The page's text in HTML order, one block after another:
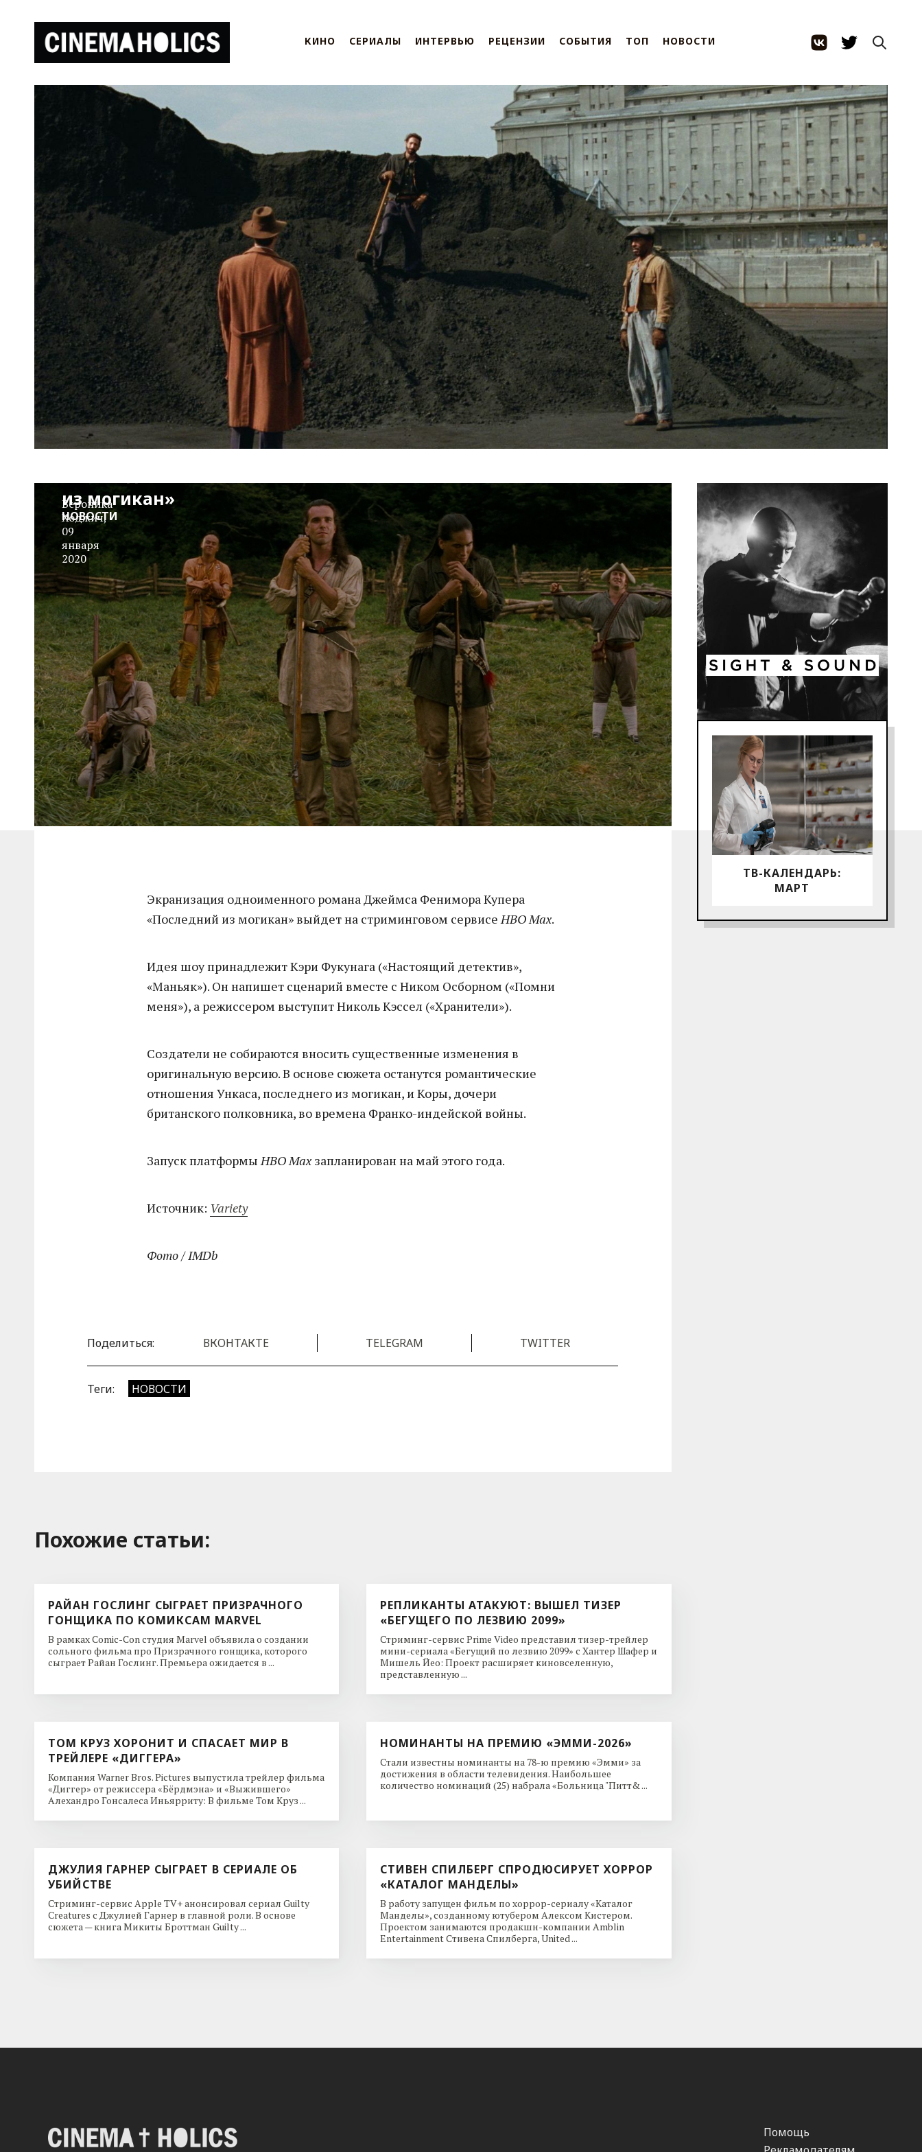
КИНО СЕРИАЛЫ ИНТЕРВЬЮ РЕЦЕНЗИИ СОБЫТИЯ ТОП НОВОСТИ
ТВ-КАЛЕНДАРЬ:
МАРТ
HBO Max
работает над
экранизацией
из могикан»
Вероника
Ходжич,
09
января
2020
НОВОСТИ
Экранизация одноименного романа Джеймса Фенимора Купера
«Последний из могикан» выйдет на стриминговом сервисеHBO Max.
Идея шоу принадлежит Кэри Фукунага («Настоящий детектив»,
«Маньяк»). Он напишет сценарий вместе с Ником Осборном («Помни
меня»), а режиссером выступит Николь Кэссел («Хранители»).
Создатели не собираются вносить существенные изменения в
оригинальную версию. В основе сюжета останутся романтические
отношения Ункаса, последнего из могикан, и Коры, дочери
британского полковника, во времена Франко-индейской войны.
Запуск платформыHBO Maxзапланирован на май этого года.
Источник: Variety
Фото / IMDb
Поделиться: ВКОНТАКТЕ TELEGRAM TWITTER
Теги: НОВОСТИ
Похожие cтатьи:
РАЙАН ГОСЛИНГ СЫГРАЕТ ПРИЗРАЧНОГО
ГОНЩИКА ПО КОМИКСАМ MARVEL
В рамках Comic-Con студия Marvel объявила о создании
сольного фильма про Призрачного гонщика, которого
сыграет Райан Гослинг. Премьера ожидается в ...
РЕПЛИКАНТЫ АТАКУЮТ: ВЫШЕЛ ТИЗЕР
«БЕГУЩЕГО ПО ЛЕЗВИЮ 2099»
Стриминг-сервис Prime Video представил тизер-трейлер
мини-сериала «Бегущий по лезвию 2099» с Хантер Шафер и
Мишель Йео: Проект расширяет киновселенную,
представленную ...
ТОМ КРУЗ ХОРОНИТ И СПАСАЕТ МИР В
ТРЕЙЛЕРЕ «ДИГГЕРА»
Компания Warner Bros. Pictures выпустила трейлер фильма
«Диггер» от режиссера «Бёрдмэна» и «Выжившего»
Алехандро Гонсалеса Иньярриту: В фильме Том Круз ...
НОМИНАНТЫ НА ПРЕМИЮ «ЭММИ-2026»
Стали известны номинанты на 78-ю премию «Эмми» за
достижения в области телевидения. Наибольшее
количество номинаций (25) набрала «Больница "Питт& ...
ДЖУЛИЯ ГАРНЕР СЫГРАЕТ В СЕРИАЛЕ ОБ
УБИЙСТВЕ
Стриминг-сервис Apple TV+ анонсировал сериал Guilty
Creatures с Джулией Гарнер в главной роли. В основе
сюжета — книга Микиты Броттман Guilty ...
СТИВЕН СПИЛБЕРГ СПРОДЮСИРУЕТ ХОРРОР
«КАТАЛОГ МАНДЕЛЫ»
В работу запущен фильм по хоррор-сериалу «Каталог
Манделы», созданному ютубером Алексом Кистером.
Проектом занимаются продакшн-компании Amblin
Entertainment Стивена Спилберга, United ...
Помощь